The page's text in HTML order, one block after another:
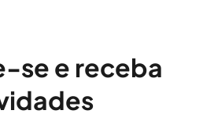
se e receba